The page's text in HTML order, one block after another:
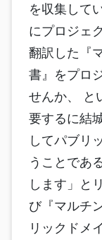
を収集して
にプロジェ
翻訳した『
書』をプロ
せんか、 と
要するに結
してパブリ
うことであ
します」と
び『マルチ
リックドメ